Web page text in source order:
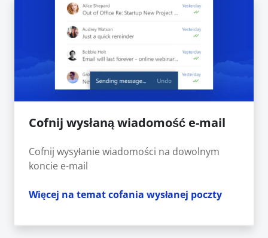
Cofnij wysłaną wiadomość e-mail
Cofnij wysyłanie wiadomości na dowolnym
koncie e-mail
Więcej na temat cofania wysłanej poczty